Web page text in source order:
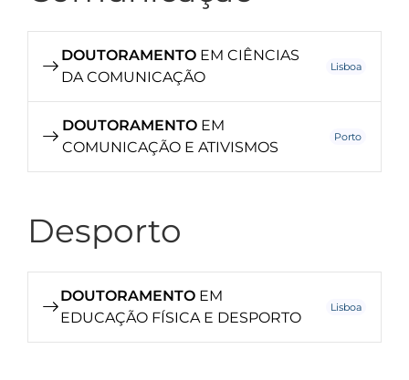
DOUTORAMENTO EM CIÊNCIAS
DA COMUNICAÇÃO
Lisboa
DOUTORAMENTOEM
COMUNICAÇÃO E ATIVISMOS
Porto
Desporto
DOUTORAMENTO EM
EDUCAÇÃO FÍSICA E DESPORTO
Lisboa